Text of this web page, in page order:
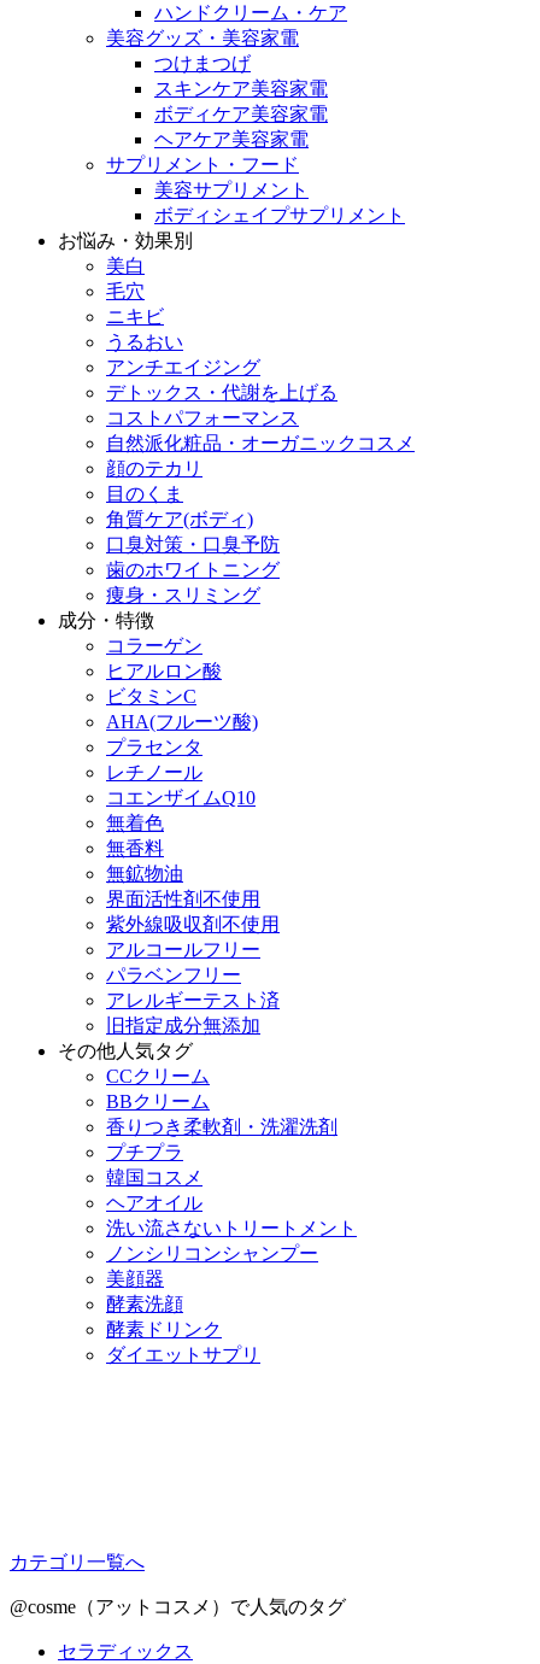
ハンドクリーム・ケア
美容グッズ・美容家電
つけまつげ
スキンケア美容家電
ボディケア美容家電
ヘアケア美容家電
サプリメント・フード
美容サプリメント
ボディシェイプサプリメント
お悩み・効果別
美白
毛穴
ニキビ
うるおい
アンチエイジング
デトックス・代謝を上げる
コストパフォーマンス
自然派化粧品・オーガニックコスメ
顔のテカリ
目のくま
角質ケア(ボディ)
口臭対策・口臭予防
歯のホワイトニング
痩身・スリミング
成分・特徴
コラーゲン
ヒアルロン酸
ビタミンC
AHA(フルーツ酸)
プラセンタ
レチノール
コエンザイムQ10
無着色
無香料
無鉱物油
界面活性剤不使用
紫外線吸収剤不使用
アルコールフリー
パラベンフリー
アレルギーテスト済
旧指定成分無添加
その他人気タグ
CCクリーム
BBクリーム
香りつき柔軟剤・洗濯洗剤
プチプラ
韓国コスメ
ヘアオイル
洗い流さないトリートメント
ノンシリコンシャンプー
美顔器
酵素洗顔
酵素ドリンク
ダイエットサプリ
カテゴリ一覧へ
@cosme（アットコスメ）で人気のタグ
セラディックス